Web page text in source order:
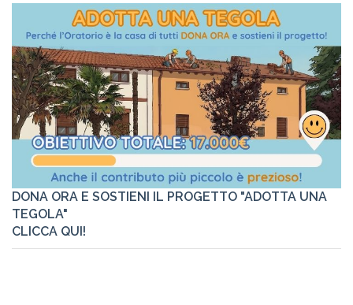
DONA ORA E SOSTIENI IL PROGETTO "ADOTTA UNA
TEGOLA"
CLICCA QUI!